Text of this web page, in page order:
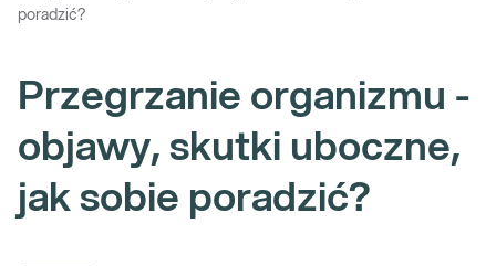
poradzić?
Przegrzanie organizmu -
objawy, skutki uboczne,
jak sobie poradzić?